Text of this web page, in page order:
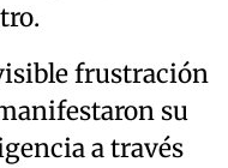
frustración
su
a través